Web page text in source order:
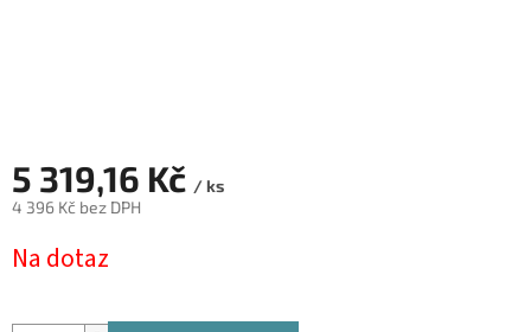
5 319,16 Kč / ks
4 396 Kč bez DPH
cena:
Na dotaz